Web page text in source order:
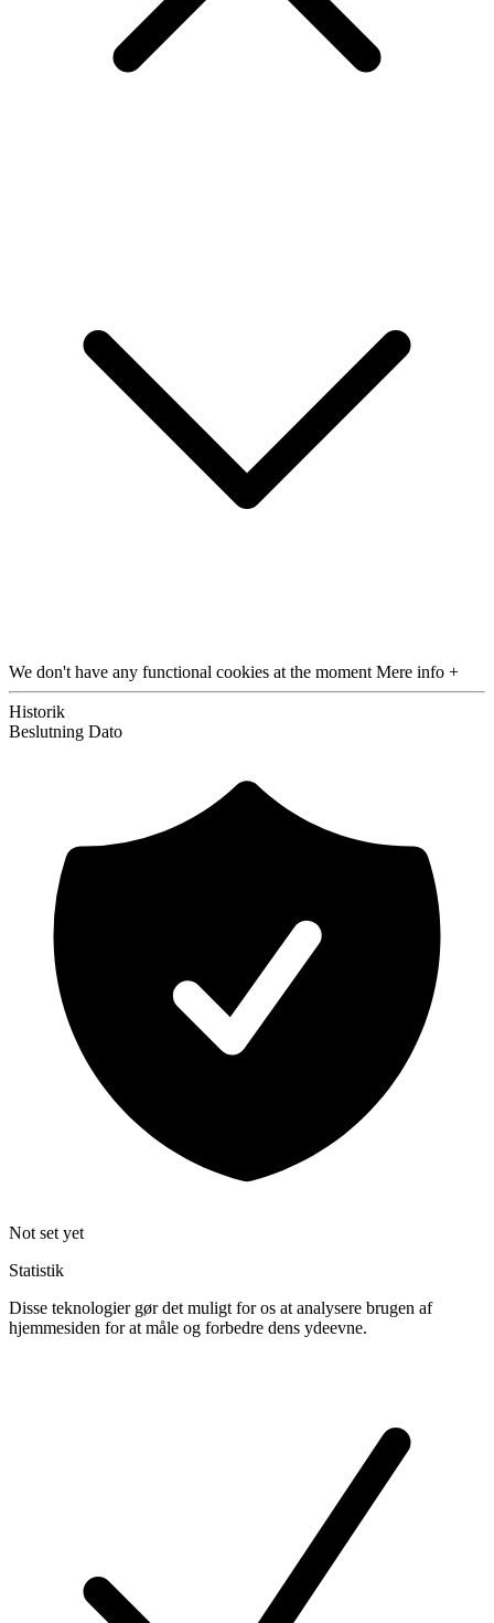
We don't have any functional cookies at the moment Mere info +
Historik
Beslutning Dato
Not set yet
Statistik
Disse teknologier gør det muligt for os at analysere brugen af
hjemmesiden for at måle og forbedre dens ydeevne.